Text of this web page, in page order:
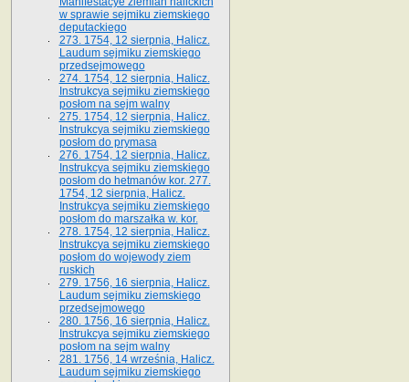
w sprawie sejmiku ziemskiego
deputackiego
273. 1754, 12 sierpnia, Halicz.
Laudum sejmiku ziemskiego
przedsejmowego
274. 1754, 12 sierpnia, Halicz.
Instrukcya sejmiku ziemskiego
posłom na sejm walny
275. 1754, 12 sierpnia, Halicz.
Instrukcya sejmiku ziemskiego
posłom do prymasa
276. 1754, 12 sierpnia, Halicz.
Instrukcya sejmiku ziemskiego
posłom do hetmanów kor. 277.
1754, 12 sierpnia, Halicz.
Instrukcya sejmiku ziemskiego
posłom do marszałka w. kor.
278. 1754, 12 sierpnia, Halicz.
Instrukcya sejmiku ziemskiego
posłom do wojewody ziem
ruskich
279. 1756, 16 sierpnia, Halicz.
Laudum sejmiku ziemskiego
przedsejmowego
280. 1756, 16 sierpnia, Halicz.
Instrukcya sejmiku ziemskiego
posłom na sejm walny
281. 1756, 14 września, Halicz.
Laudum sejmiku ziemskiego